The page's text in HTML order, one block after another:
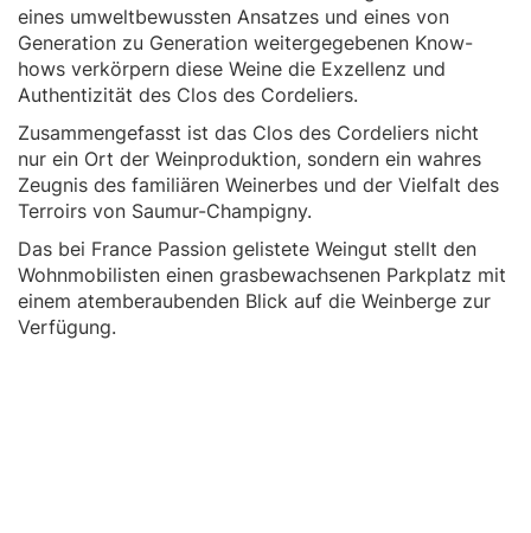
eines umweltbewussten Ansatzes und eines von
Generation zu Generation weitergegebenen Know-
hows verkörpern diese Weine die Exzellenz und
Authentizität des Clos des Cordeliers.
Zusammengefasst ist das Clos des Cordeliers nicht
nur ein Ort der Weinproduktion, sondern ein wahres
Zeugnis des familiären Weinerbes und der Vielfalt des
Terroirs von Saumur-Champigny.
Das bei France Passion gelistete Weingut stellt den
Wohnmobilisten einen grasbewachsenen Parkplatz mit
einem atemberaubenden Blick auf die Weinberge zur
Verfügung.